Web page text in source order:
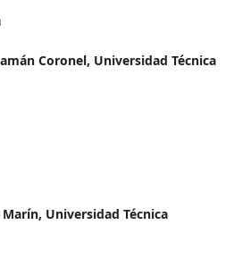
Coronel, Universidad Técnica
Universidad Técnica